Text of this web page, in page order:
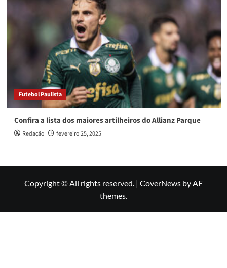
Futebol Paulista
Confira a lista dos maiores artilheiros do Allianz Parque
Redação fevereiro 25, 2025
Copyright © All rights reserved. | CoverNews by AF
themes.